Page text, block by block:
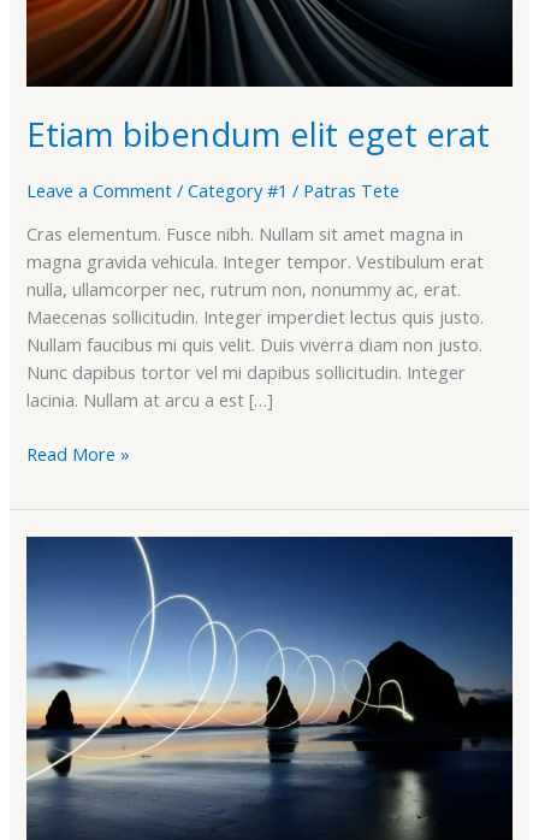
Etiam bibendum elit eget erat
Leave a Comment /Category #1 / Patras Tete
Cras elementum. Fusce nibh. Nullam sit amet magna in
magna gravida vehicula. Integer tempor. Vestibulum erat
nulla, ullamcorper nec, rutrum non, nonummy ac, erat.
Maecenas sollicitudin. Integer imperdiet lectus quis justo.
Nullam faucibus mi quis velit. Duis viverra diam non justo.
Nunc dapibus tortor vel mi dapibus sollicitudin. Integer
lacinia. Nullam at arcu a est […]
Read More »